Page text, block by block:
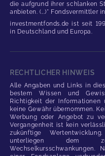
die aufgrund ihrer schlanken
anbieten. (...)" Fondsvermittler
investmentfonds.de ist seit
in Deutschland und Europa.
RECHTLICHER HINWEIS
Alle Angaben und Links in
bestem Wissen und
Richtigkeit der
keine Gewähr übernommen.
Werbung oder Angebot zu
Vergangenheit ist kein
zukünftige
unterliegen dem